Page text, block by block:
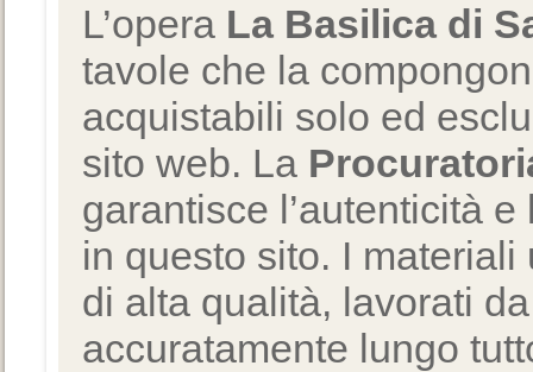
L’opera La Basilica di
tavole che la
acquistabili solo ed
sito web. La
garantisce l’autenticità
in questo sito. I
di alta qualità, lavorati
accuratamente lungo